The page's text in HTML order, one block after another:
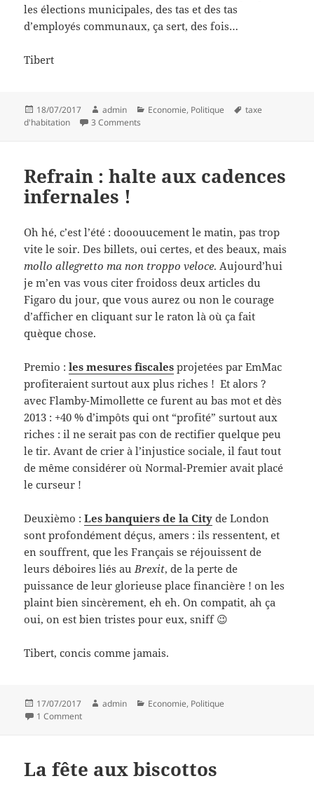
les élections municipales, des tas et des tas
d’employés communaux, ça sert, des fois…
Tibert
Posted
on
18/07/2017 Author
admin Categories
Economie, Politique Tags
taxe
d'habitation
3 Comments
Refrain : halte aux cadences
infernales !
Oh hé, c’est l’été : dooouucement le matin, pas trop
vite le soir. Des billets, oui certes, et des beaux, mais
mollo allegretto ma non troppo veloce. Aujourd’hui
je m’en vas vous citer froidoss deux articles du
Figaro du jour, que vous aurez ou non le courage
d’afficher en cliquant sur le raton là où ça fait
quèque chose.
Premio :les mesures fiscales projetées par EmMac
profiteraient surtout aux plus riches ! Et alors ?
avec Flamby-Mimollette ce furent au bas mot et dès
2013 : +40 % d’impôts qui ont “profité” surtout aux
riches : il ne serait pas con de rectifier quelque peu
le tir. Avant de crier à l’injustice sociale, il faut tout
de même considérer où Normal-Premier avait placé
le curseur !
Deuxièmo :Les banquiers de la City de London
sont profondément déçus, amers : ils ressentent, et
en souffrent, que les Français se réjouissent de
leurs déboires liés au Brexit, de la perte de
puissance de leur glorieuse place financière ! on les
plaint bien sincèrement, eh eh. On compatit, ah ça
oui, on est bien tristes pour eux, sniff 😉
Tibert, concis comme jamais.
Posted
on
17/07/2017 Author
admin Categories
Economie, Politique
1 Commenton Refrain : halte aux cadences infernales !
La fête aux biscottos